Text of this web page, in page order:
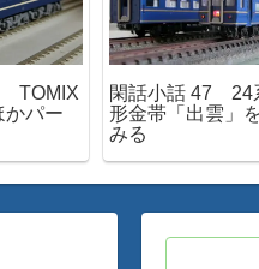
TOMIX
かパー
閑話小話 47 24
形金帯「出雲」
みる